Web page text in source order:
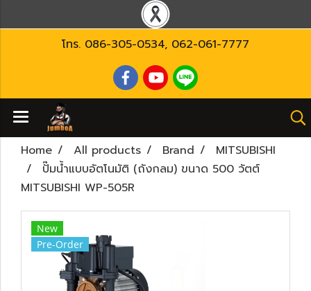
โทร. 086-305-0534, 062-061-7777
Home All products Brand
MITSUBISHI
ปั๊มน้ำแบบอัตโนมัติ (ถังกลม) ขนาด 500 วัตต์
MITSUBISHI WP-505R
New
Pre-Order